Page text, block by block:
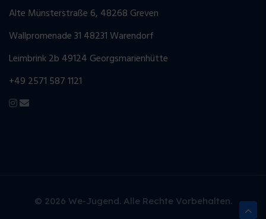
Alte Münsterstraße 6, 48268 Greven
Wallpromenade 31 48231 Warendorf
Leimbrink 2b 49124 Georgsmarienhütte
+49 2571 587 1121
© 2026 We-Jugend. Alle Rechte Vorbehalten.